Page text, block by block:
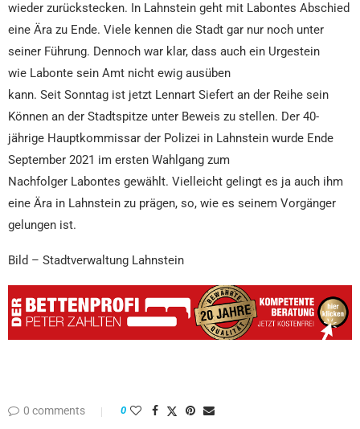
wieder zurückstecken. In Lahnstein geht mit Labontes Abschied
eine Ära zu Ende. Viele kennen die Stadt gar nur noch unter
seiner Führung. Dennoch war klar, dass auch ein Urgestein
wie Labonte sein Amt nicht ewig ausüben
kann. Seit Sonntag ist jetzt Lennart Siefert an der Reihe sein
Können an der Stadtspitze unter Beweis zu stellen. Der 40-
jährige Hauptkommissar der Polizei in Lahnstein wurde Ende
September 2021 im ersten Wahlgang zum
Nachfolger Labontes gewählt. Vielleicht gelingt es ja auch ihm
eine Ära in Lahnstein zu prägen, so, wie es seinem Vorgänger
gelungen ist.
Bild – Stadtverwaltung Lahnstein
0 comments 0